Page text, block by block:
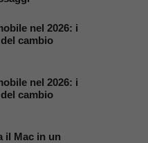
nel 2026: i
cambio
nel 2026: i
cambio
il Mac in un